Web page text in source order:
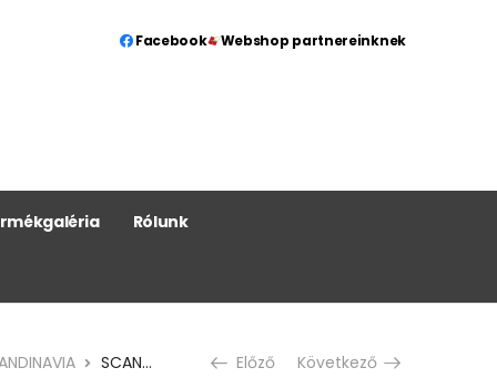
Facebook Webshop partnereinknek
Rólunk
SCANDINAVIA BEIGE Előző Következő